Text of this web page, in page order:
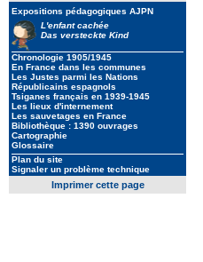
Expositions pédagogiques AJPN
L'enfant cachée
Das versteckte Kind
Chronologie 1905/1945
En France dans les communes
Les Justes parmi les Nations
Républicains espagnols
Tsiganes français en 1939-1945
Les lieux d'internement
Les sauvetages en France
Bibliothèque : 1390 ouvrages
Cartographie
Glossaire
Plan du site
Signaler un problème technique
Imprimer cette page